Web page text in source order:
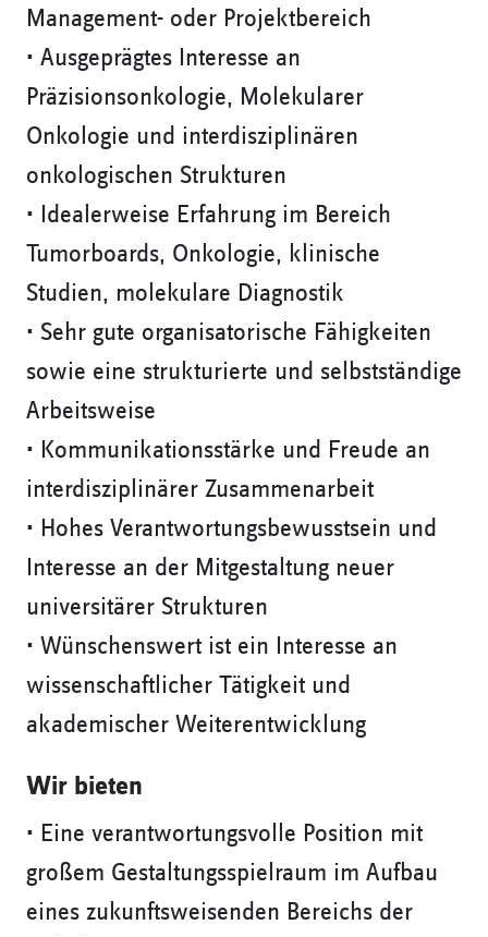
Management- oder Projektbereich
• Ausgeprägtes Interesse an
Präzisionsonkologie, Molekularer
Onkologie und interdisziplinären
onkologischen Strukturen
• Idealerweise Erfahrung im Bereich
Tumorboards, Onkologie, klinische
Studien, molekulare Diagnostik
• Sehr gute organisatorische Fähigkeiten
sowie eine strukturierte und selbstständige
Arbeitsweise
• Kommunikationsstärke und Freude an
interdisziplinärer Zusammenarbeit
• Hohes Verantwortungsbewusstsein und
Interesse an der Mitgestaltung neuer
universitärer Strukturen
• Wünschenswert ist ein Interesse an
wissenschaftlicher Tätigkeit und
akademischer Weiterentwicklung
Wir bieten
• Eine verantwortungsvolle Position mit
großem Gestaltungsspielraum im Aufbau
eines zukunftsweisenden Bereichs der